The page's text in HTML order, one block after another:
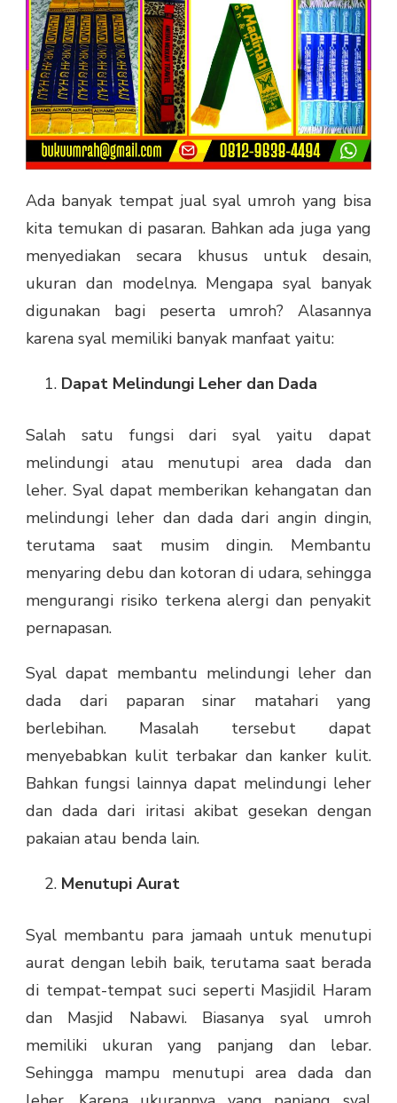
Ada banyak tempat jual syal umroh yang bisa
kita temukan di pasaran. Bahkan ada juga yang
menyediakan secara khusus untuk desain,
ukuran dan modelnya. Mengapa syal banyak
digunakan bagi peserta umroh? Alasannya
karena syal memiliki banyak manfaat yaitu:
Dapat Melindungi Leher dan Dada
Salah satu fungsi dari syal yaitu dapat
melindungi atau menutupi area dada dan
leher. Syal dapat memberikan kehangatan dan
melindungi leher dan dada dari angin dingin,
terutama saat musim dingin. Membantu
menyaring debu dan kotoran di udara, sehingga
mengurangi risiko terkena alergi dan penyakit
pernapasan.
Syal dapat membantu melindungi leher dan
dada dari paparan sinar matahari yang
berlebihan. Masalah tersebut dapat
menyebabkan kulit terbakar dan kanker kulit.
Bahkan fungsi lainnya dapat melindungi leher
dan dada dari iritasi akibat gesekan dengan
pakaian atau benda lain.
Menutupi Aurat
Syal membantu para jamaah untuk menutupi
aurat dengan lebih baik, terutama saat berada
di tempat-tempat suci seperti Masjidil Haram
dan Masjid Nabawi. Biasanya syal umroh
memiliki ukuran yang panjang dan lebar.
Sehingga mampu menutupi area dada dan